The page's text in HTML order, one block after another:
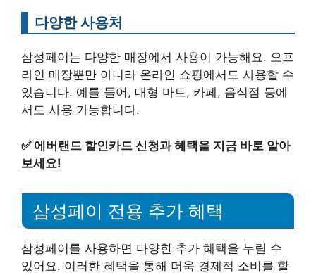
다양한 사용처
삼성페이는 다양한 매장에서 사용이 가능해요. 오프
라인 매장뿐만 아니라 온라인 쇼핑에서도 사용할 수
있습니다. 예를 들어, 대형 마트, 카페, 음식점 등에
서도 사용 가능합니다.
✅ 에버랜드 할인카드 신청과 혜택을 지금 바로 알아
보세요!
삼성페이 전용 추가 혜택
삼성페이를 사용하면 다양한 추가 혜택을 누릴 수
있어요. 이러한 혜택을 통해 더욱 경제적 소비를 할